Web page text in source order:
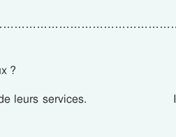
?
de leurs services. 